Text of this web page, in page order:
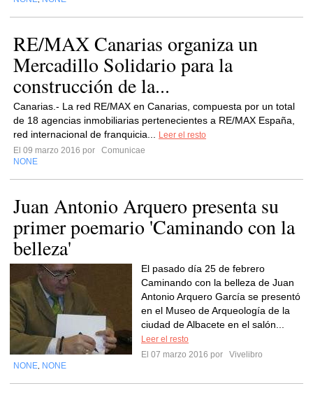
RE/MAX Canarias organiza un
Mercadillo Solidario para la
construcción de la...
Canarias.- La red RE/MAX en Canarias, compuesta por un total
de 18 agencias inmobiliarias pertenecientes a RE/MAX España,
red internacional de franquicia...
Leer el resto
El 09 marzo 2016 por
Comunicae
NONE
Juan Antonio Arquero presenta su
primer poemario 'Caminando con la
belleza'
El pasado día 25 de febrero
Caminando con la belleza de Juan
Antonio Arquero García se presentó
en el Museo de Arqueología de la
ciudad de Albacete en el salón...
Leer el resto
El 07 marzo 2016 por
Vivelibro
NONE NONE